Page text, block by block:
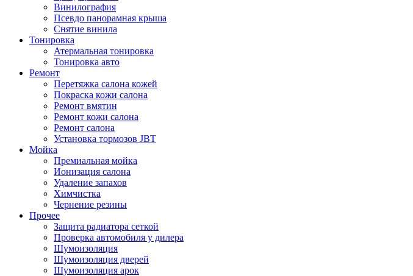
Винилография
Псевдо панорамная крыша
Снятие винила
Тонировка
Атермальная тонировка
Тонировка авто
Ремонт
Перетяжка салона кожей
Покраска кожи салона
Ремонт вмятин
Ремонт кожи салона
Ремонт салона
Установка тормозов JBT
Мойка
Премиальная мойка
Ионизация салона
Удаление запахов
Химчистка
Чернение резины
Прочее
Защита радиатора сеткой
Проверка автомобиля у дилера
Шумоизоляция
Шумоизоляция дверей
Шумоизоляция арок